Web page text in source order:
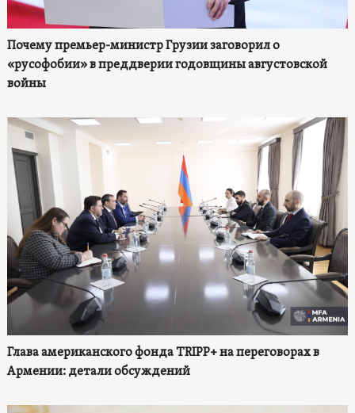
Почему премьер-министр Грузии заговорил о
«русофобии» в преддверии годовщины августовской
войны
Глава американского фонда TRIPP+ на переговорах в
Армении: детали обсуждений